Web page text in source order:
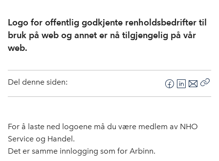
Logo for offentlig godkjente renholdsbedrifter til
bruk på web og annet er nå tilgjengelig på vår
web.
Del denne siden:
F
e
L
k
E
o
For å laste ned logoene må du være medlem av NHO
Service og Handel.
Det er samme innlogging som for Arbinn.